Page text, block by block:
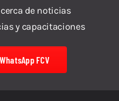
de noticias
y capacitaciones
FCV